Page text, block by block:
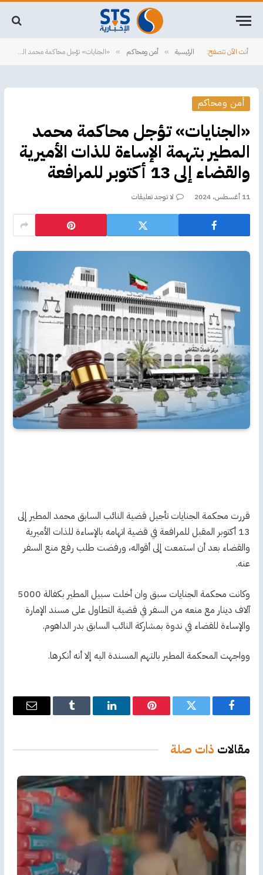
أنت الآن تتصفح: الرئيسية » أمن ومحاكم » «الجنايات» تؤجل محاكمة محمد المطير بتهمة الإساءة للذات الأميرية والقضاء إلى 13 أكتوبر للمرافعة
أمن ومحاكم
«الجنايات» تؤجل محاكمة محمد
المطير بتهمة الإساءة للذات الأميرية
والقضاء إلى 13 أكتوبر للمرافعة
11 أغسطس، 2024 لا توجد تعليقات
قررت محكمة الجنايات تأجيل قضية النائب السابق محمد المطير إلى
13 أكتوبر المقبل للمرافعة ‏في قضية اتهامه بالإساءة للذات الأميرية
والقضاء بعد أن استمعت إلى أقواله، ورفضت طلب رفع منع السفر
عنه.
وكانت محكمة الجنايات سبق وان أخلت سبيل المطير بكفالة 5000
آلاف دينار مع منعه من السفر في قضية التطاول على مسند الإمارة
والإساءة للقضاء في ندوة بمشاركة النائب السابق بدر الداهوم.
وواجهت المحكمة المطير بالتهم المسندة اليه إلا أنه أنكرها.
فيسبوك تويتر بينتيريستلينكدإن Tumblr
البريد
مقالات ذات صلة